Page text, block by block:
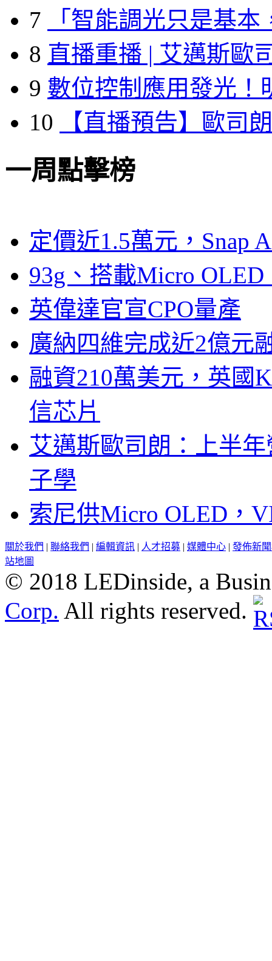
7
「智能調光只是基本
8 直播重播 | 艾邁斯歐
9 數位控制應用發光！
10
【直播預告】歐司
一周點擊榜
定價近1.5萬元，Snap
93g、搭載Micro
英偉達官宣CPO量產
廣納四維完成近2億元
融資210萬美元，英國
信芯片
艾邁斯歐司朗：上半
子學
索尼供Micro OLED，
關於我們 | 聯絡我們 | 編輯資訊 | 人才招募 | 媒體中心 | 發佈新
站地圖
© 2018 LEDinside, a
Corp. All rights reserved.